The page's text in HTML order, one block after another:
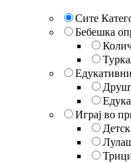
Сите
Бебешка
Едукативни
Играј во